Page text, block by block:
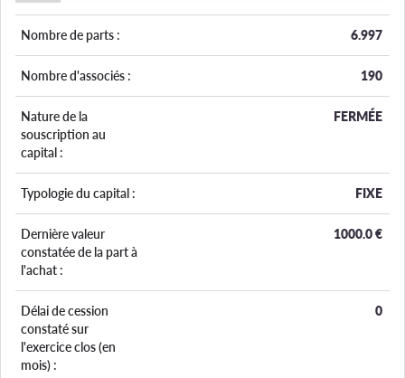
Nombre de parts : 6.997
Nombre d'associés : 190
Nature de la
souscription au
capital :
FERMÉE
Typologie du capital : FIXE
Dernière valeur
constatée de la part à
l'achat :
1000.0€
Délai de cession
constaté sur
l'exercice clos (en
mois) :
0